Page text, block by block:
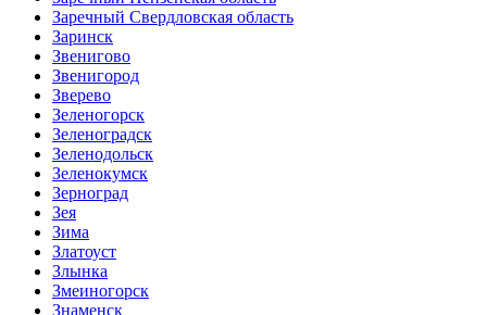
Заречный Свердловская область
Заринск
Звенигово
Звенигород
Зверево
Зеленогорск
Зеленоградск
Зеленодольск
Зеленокумск
Зерноград
Зея
Зима
Златоуст
Злынка
Змеиногорск
Знаменск